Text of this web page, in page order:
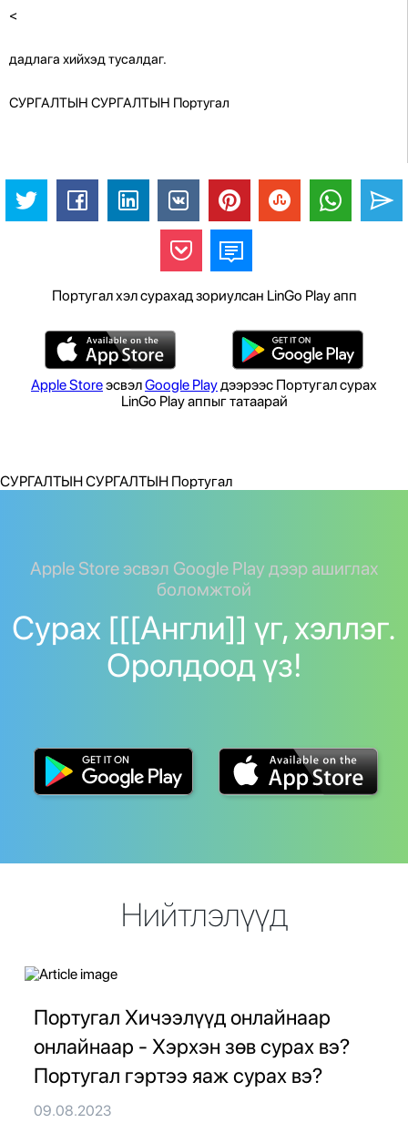
<
дадлага хийхэд тусалдаг.
СУРГАЛТЫН СУРГАЛТЫН Португал
Португал хэл сурахад зориулсан LinGo Play апп
Apple StoreэсвэлGoogle Playдээрээс Португал сурах
LinGo Play аппыг татаарай
СУРГАЛТЫН СУРГАЛТЫН Португал
Apple Store эсвэл Google Play дээр ашиглах
боломжтой
Сурах [[[Англи]] үг, хэллэг.
Оролдоод үз!
Нийтлэлүүд
Португал Хичээлүүд онлайнаар
онлайнаар - Хэрхэн зөв сурах вэ?
Португал гэртээ яаж сурах вэ?
09.08.2023